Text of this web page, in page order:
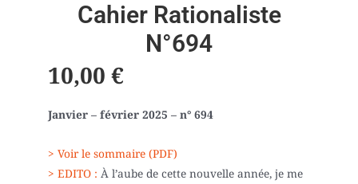
Cahier Rationaliste
N°694
10,00 €
Janvier – février 2025 – n° 694
> Voir le sommaire (PDF)
> EDITO : À l’aube de cette nouvelle année, je me